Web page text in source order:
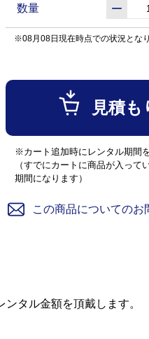
数量
※08月08日現在時点での状況とな
見積
※カート追加時にレンタル期間
（すでにカートに商品が入って
期間になります）
この商品についてのお
タル金額を頂戴します。